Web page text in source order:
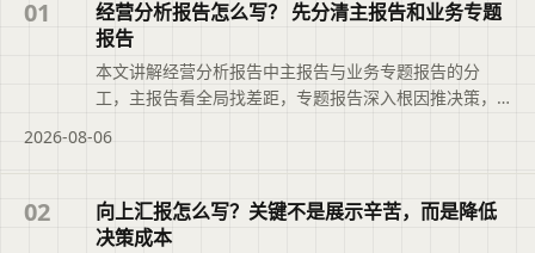
01
经营分析报告怎么写？ 先分清主报告和业务专题
报告
本文讲解经营分析报告中主报告与业务专题报告的分
工，主报告看全局找差距，专题报告深入根因推决策，
善。
2026-08-06
02
向上汇报怎么写？关键不是展示辛苦，而是降低
决策成本